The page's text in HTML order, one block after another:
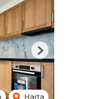
Harta
Next